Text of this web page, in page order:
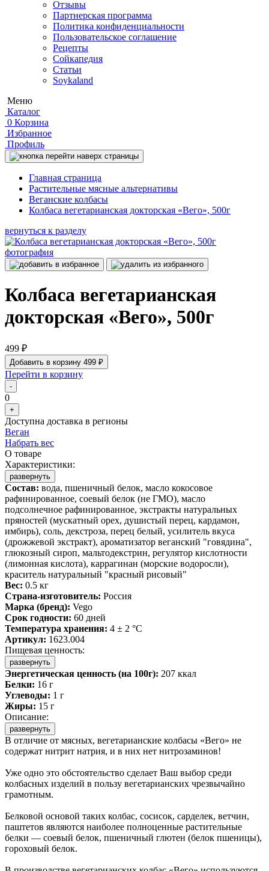
Отзывы
Партнерская программа
Политика конфиденциальности
Пользовательское соглашение
Рецепты
Сойкапедия
Статьи
Soykaland
Меню
Каталог
0 Корзина
Избранное
Профиль
Главная страница
Растительные мясные альтернативы
Веганские колбасы
Колбаса вегетарианская докторская «Вего», 500г
вернуться к разделу
Колбаса вегетарианская
докторская «Вего», 500г
499 ₽
Добавить в корзину 499 ₽
Перейти в корзину
-
0
+
Доступна доставка в регионы
Веган
Набрать вес
О товаре
Характеристики:
развернуть
Состав: вода, пшеничный белок, масло кокосовое
рафинированное, соевый белок (не ГМО), масло
подсолнечное рафинированное, экстракты натуральных
пряностей (мускатный орех, душистый перец, кардамон,
имбирь), соль, декстроза, перец белый, усилитель вкуса
(дрожжевой экстракт), ароматизатор веганский "говядина",
глюкозный сироп, мальтодекстрин, регулятор кислотности
(лимонная кислота), каррагинан (морские водоросли),
краситель натуральный "красный рисовый"
Вес: 0.5 кг
Страна-изготовитель: Россия
Марка (бренд): Vego
Срок годности: 60 дней
Температура хранения: 4 ± 2 °C
Артикул: 1623.004
Пищевая ценность:
развернуть
Энергетическая ценность (на 100г): 207 ккал
Белки: 16 г
Углеводы: 1 г
Жиры: 15 г
Описание:
развернуть
В отличие от мясных, вегетарианские колбасы «Вего» не
содержат нитрит натрия, и в них нет нитрозаминов!
Уже одно это обстоятельство сделает Ваш выбор среди
колбасных изделий в пользу вегетарианских чрезвычайно
грамотным.
Белковой основой таких колбас, сосисок, сарделек, ветчин,
паштетов являются наиболее полноценные растительные
белки — соевый белок, пшеничный глютен (белок пшеницы),
гороховый белок.